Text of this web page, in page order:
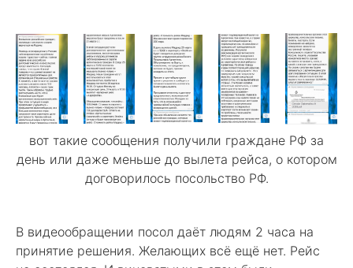
вот такие сообщения получили граждане РФ за
день или даже меньше до вылета рейса, о котором
договорилось посольство РФ.
В видеообращении посол даёт людям 2 часа на
принятие решения. Желающих всё ещё нет. Рейс